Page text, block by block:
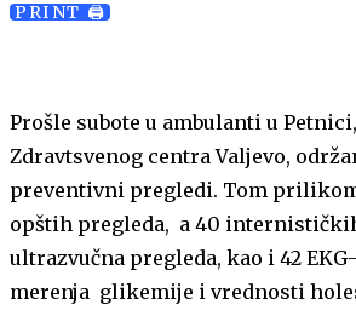
LinkedIn
PRINT 🖨
Prošle subote u ambulanti u
Zdravtsvenog centra Valjevo,
preventivni pregledi. Tom
opštih pregleda, a 40
ultrazvučna pregleda, kao i 42
merenja glikemije i vrednosti